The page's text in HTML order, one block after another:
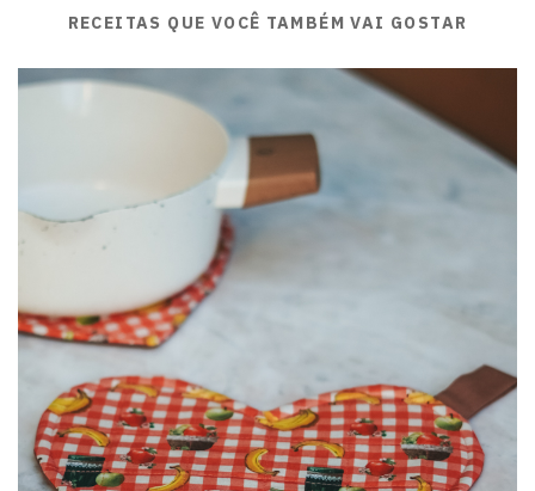
RECEITAS QUE VOCÊ TAMBÉM VAI GOSTAR